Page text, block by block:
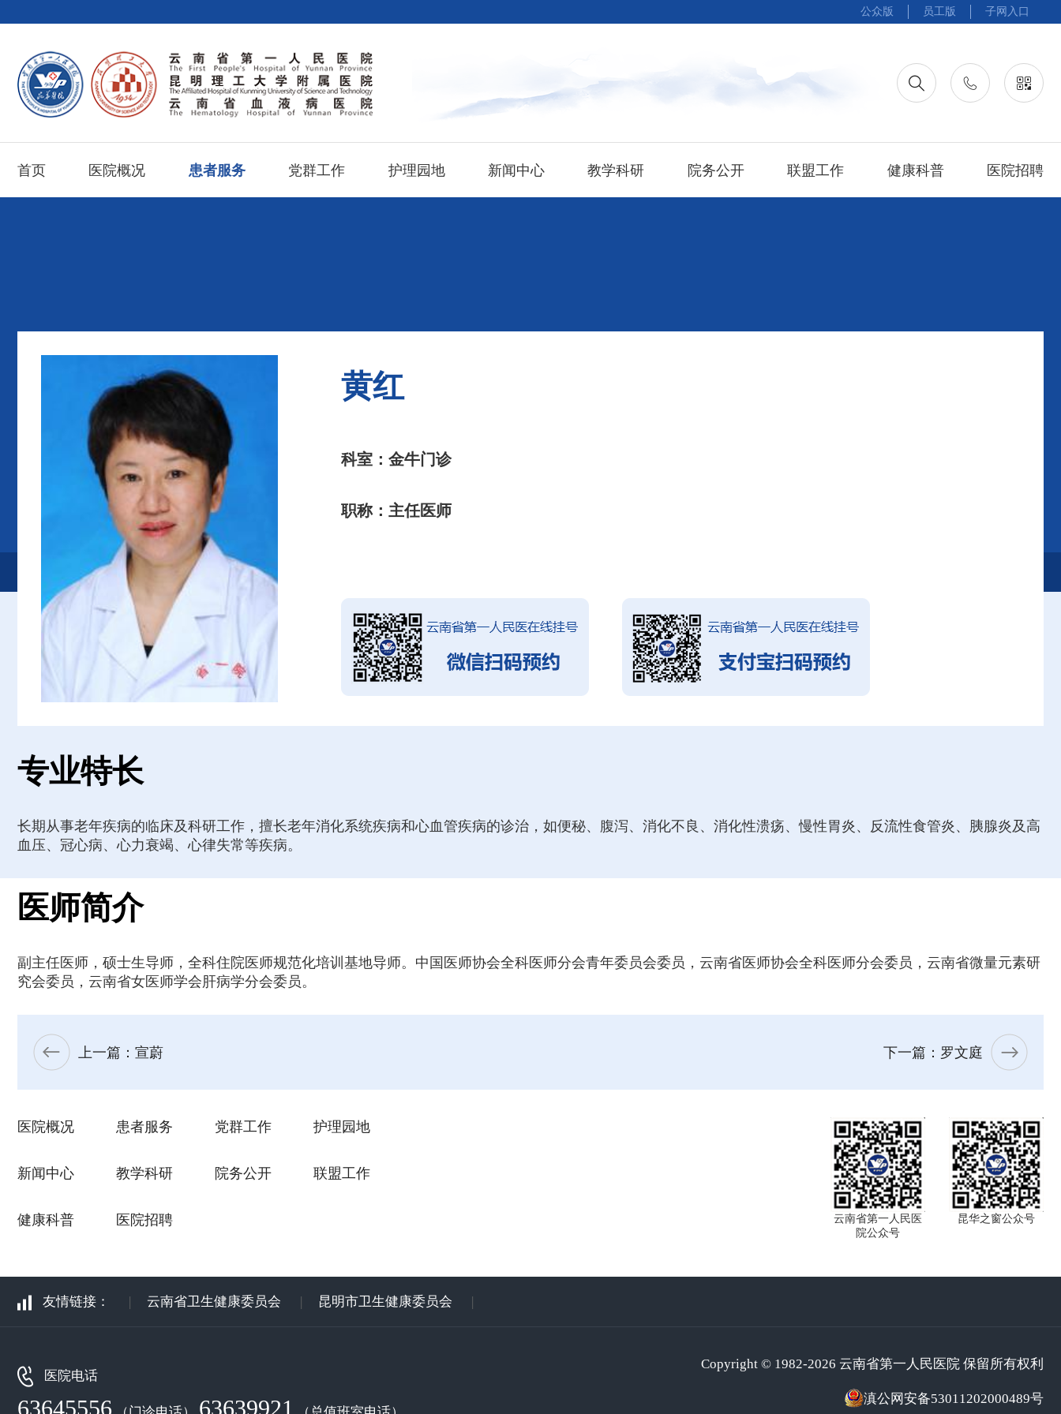
公众版 员工版 子网入口
首页 医院概况 患者服务 党群工作 护理园地 新闻中心 教学科研 院务公开 联盟工作 健康科普 医院招聘
患者服务 就诊服务 专家介绍 金牛门诊
黄红
科室：金牛门诊
职称：主任医师
专业特长
长期从事老年疾病的临床及科研工作，擅长老年消化系统疾病和心血管疾病的诊治，如便秘、腹泻、消化不良、消化性溃疡、慢性胃炎、反流性食管炎、胰腺炎及高
血压、冠心病、心力衰竭、心律失常等疾病。
医师简介
副主任医师，硕士生导师，全科住院医师规范化培训基地导师。中国医师协会全科医师分会青年委员会委员，云南省医师协会全科医师分会委员，云南省微量元素研
究会委员，云南省女医师学会肝病学分会委员。
上一篇：宣蔚 下一篇：罗文庭
医院概况 患者服务 党群工作 护理园地
新闻中心 教学科研 院务公开 联盟工作
健康科普 医院招聘
云南省第一人民医
院公众号
昆华之窗公众号
友情链接： | 云南省卫生健康委员会 | 昆明市卫生健康委员会 |
医院电话
63645556 63639921
Copyright © 1982-2026 云南省第一人民医院 保留所有权利
滇公网安备53011202000489号